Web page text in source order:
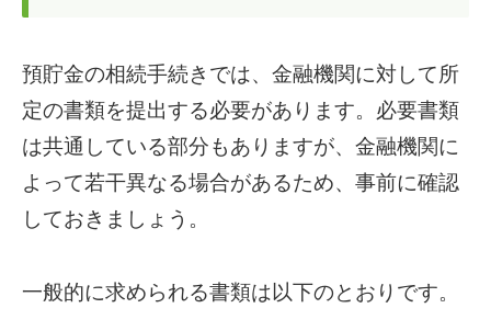
預貯金の相続手続きでは、金融機関に対して所
定の書類を提出する必要があります。必要書類
は共通している部分もありますが、金融機関に
よって若干異なる場合があるため、事前に確認
しておきましょう。
一般的に求められる書類は以下のとおりです。